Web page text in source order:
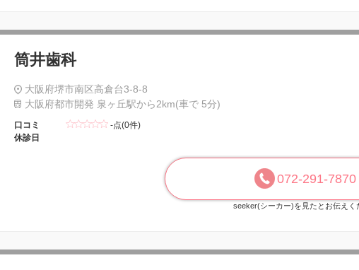
筒井歯科
大阪府堺市南区高倉台3-8-8
大阪府都市開発 泉ヶ丘駅から2km(車で 5分)
口コミ
-点(0件)
休診日
072-291-7870
seeker(シーカー)を見たとお伝えく